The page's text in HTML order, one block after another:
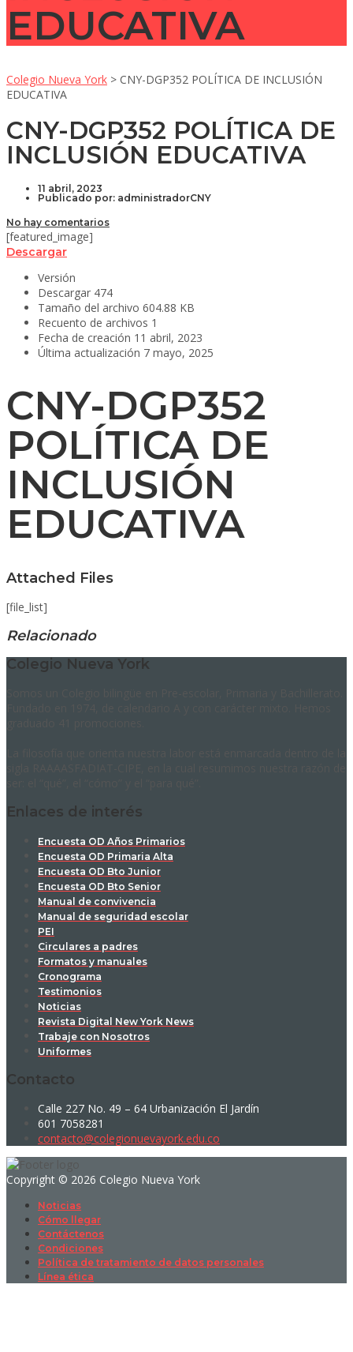
EDUCATIVA
Colegio Nueva York > CNY-DGP352 POLÍTICA DE INCLUSIÓN
EDUCATIVA
CNY-DGP352 POLÍTICA DE
INCLUSIÓN EDUCATIVA
11 abril, 2023
Publicado por: administradorCNY
No hay comentarios
[featured_image]
Descargar
Versión
Descargar 474
Tamaño del archivo 604.88 KB
Recuento de archivos 1
Fecha de creación 11 abril, 2023
Última actualización 7 mayo, 2025
CNY-DGP352
POLÍTICA DE
INCLUSIÓN
EDUCATIVA
Attached Files
[file_list]
Relacionado
Colegio Nueva York
Enlaces de interés
Encuesta OD Años Primarios
Encuesta OD Primaria Alta
Encuesta OD Bto Junior
Encuesta OD Bto Senior
Manual de convivencia
Manual de seguridad escolar
PEI
Circulares a padres
Formatos y manuales
Cronograma
Testimonios
Noticias
Revista Digital New York News
Trabaje con Nosotros
Uniformes
Contacto
Calle 227 No. 49 – 64 Urbanización El Jardín
601 7058281
contacto@colegionuevayork.edu.co
Copyright © 2026 Colegio Nueva York
Noticias
Cómo llegar
Contáctenos
Condiciones
Política de tratamiento de datos personales
Línea ética